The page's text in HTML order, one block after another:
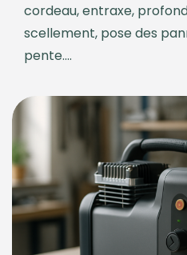
cordeau, entraxe,
scellement, pose des
pente....